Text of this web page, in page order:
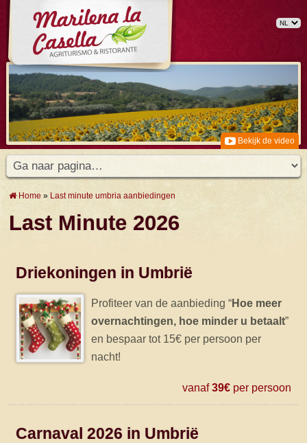
Bekijk de video
Home » Last minute umbria aanbiedingen
Last Minute 2026
Driekoningen in Umbrië
Profiteer van de aanbieding “Hoe meer
overnachtingen, hoe minder u betaalt”
en bespaar tot 15€ per persoon per
nacht!
vanaf39€per persoon
Carnaval 2026 in Umbrië